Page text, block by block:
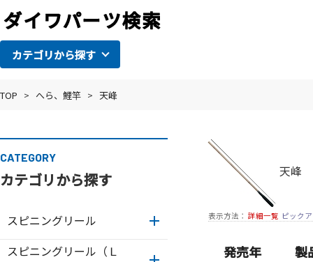
カテゴリから探す
TOP > へら、鯉竿 > 天峰
CATEGORY
カテゴリから探す
スピニングリール
スピニングリール（Ｌ
天峰
表示方法： 詳細一覧 ピック
発売年 製